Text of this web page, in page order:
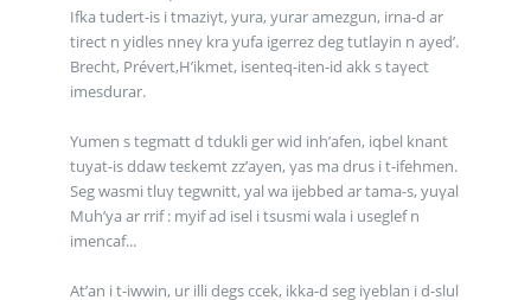
Ifka tudert-is i tmaziγt, yura, yurar amezgun, irna-d ar
tirect n yidles nneγ kra yufa igerrez deg tutlayin n ayed’.
Brecht, Prévert,H’ikmet, isenteq-iten-id akk s taγect
imesdurar.
Yumen s tegmatt d tdukli ger wid inh’afen, iqbel knant
tuyat-is ddaw teεkemt zz’ayen, γas ma drus i t-ifehmen.
Seg wasmi tluγ tegwnitt, yal wa ijebbed ar tama-s, yuγal
Muh’ya ar rrif : myif ad isel i tsusmi wala i useglef n
imencaf...
At’an i t-iwwin, ur illi degs ccek, ikka-d seg iγeblan i d-slul